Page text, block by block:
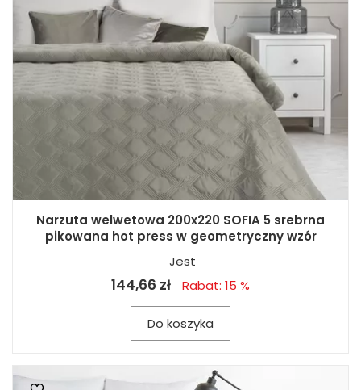
Narzuta welwetowa 200x220 SOFIA 5 srebrna
pikowana hot press w geometryczny wzór
Jest
144,66 zł Rabat: 15 %
Do koszyka